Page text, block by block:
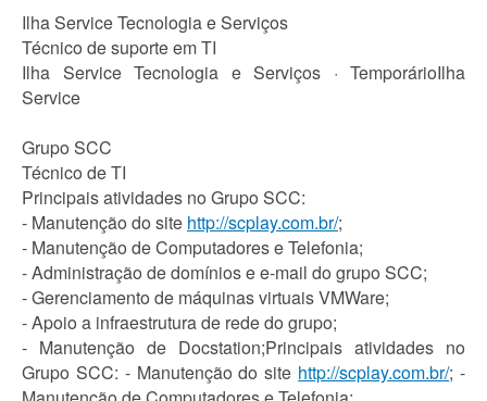
Ilha Service Tecnologia e Serviços
Técnico de suporte em TI
Ilha Service Tecnologia e Serviços · TemporárioIlha
Service
Grupo SCC
Técnico de TI
Principais atividades no Grupo SCC:
- Manutenção do site http://scplay.com.br/;
- Manutenção de Computadores e Telefonia;
- Administração de domínios e e-mail do grupo SCC;
- Gerenciamento de máquinas virtuais VMWare;
- Apoio a infraestrutura de rede do grupo;
- Manutenção de Docstation;Principais atividades no
Grupo SCC: - Manutenção do site http://scplay.com.br/; -